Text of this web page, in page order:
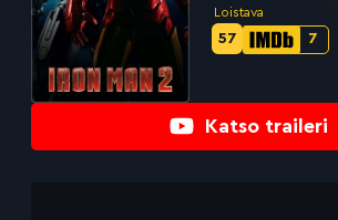
Katso traileri
Loistava
IMDb-
7
Metascore-
57